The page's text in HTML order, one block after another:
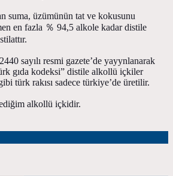
suma, üzümünün tat ve kokusunu
en fazla ％ 94,5 alkole kadar distile
sayılı resmi gazete’de yayynlanarak
gıda kodeksi” distile alkollü içkiler
türk rakısı sadece türkiye’de üretilir.
alkollü içkidir.